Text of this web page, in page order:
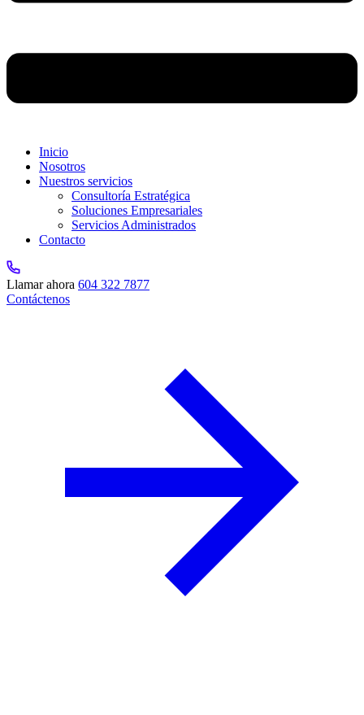
Inicio
Nosotros
Nuestros servicios
Consultoría Estratégica
Soluciones Empresariales
Servicios Administrados
Contacto
Llamar ahora 604 322 7877
Contáctenos